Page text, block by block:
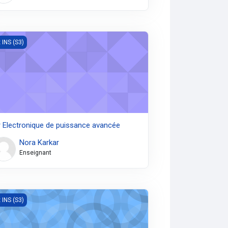
de puissance avancée
INS (S3)
Electronique de puissance avancée
Nora Karkar
Enseignant
instrumentation et biocapteurs
INS (S3)